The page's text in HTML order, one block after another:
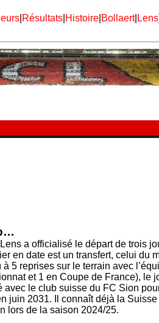
| Résultats| Histoire| Bollaert| Lens]
a officialisé le départ de trois
en date est un transfert, celui du
à 5 reprises sur le terrain avec
et 1 en Coupe de France), le
avec le club suisse du FC Sion
juin 2031. Il connaît déjà la
lors de la saison 2024/25.